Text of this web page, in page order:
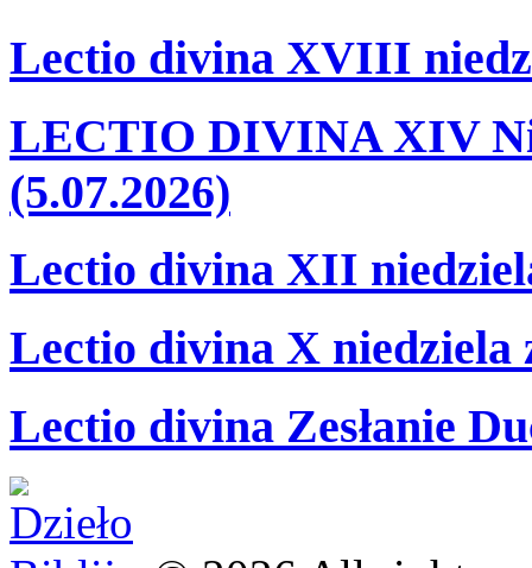
Lectio divina XVIII
LECTIO DIVINA XIV
(5.07.2026)
Lectio divina XII
Lectio divina X niedziela
Lectio divina Zesłanie